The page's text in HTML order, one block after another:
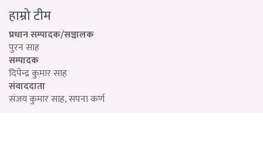
हाम्रो टीम
प्रधान सम्पादक/सञ्चालक
पुरन साह
सम्पादक
दिपेन्द्र कुमार साह
संवाददाता
संजय कुमार साह, सपना कर्ण